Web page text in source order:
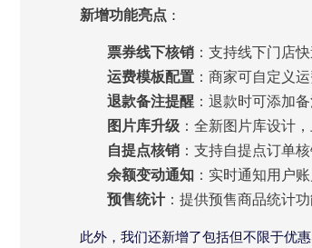
新增功能亮点 ：
票券线下核销 ：支持线下门店
运费模板配置 ：商家可自定义
退款备注提醒 ：退款时可添加
图片库升级 ：全新图片库设计
自提点核销 ：支持自提点订单
余额变动通知 ：实时通知用户
预售统计：提供预售商品统计
此外，我们还新增了包括但不限于优